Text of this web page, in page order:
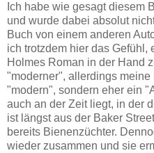
Ich habe wie gesagt diesem
und wurde dabei absolut
Buch von einem anderen
ich trotzdem hier das
Holmes Roman in der Hand
"moderner", allerdings
"modern", sondern eher ein
auch an der Zeit liegt, in der
ist längst aus der Baker
bereits Bienenzüchter.
wieder zusammen und sie